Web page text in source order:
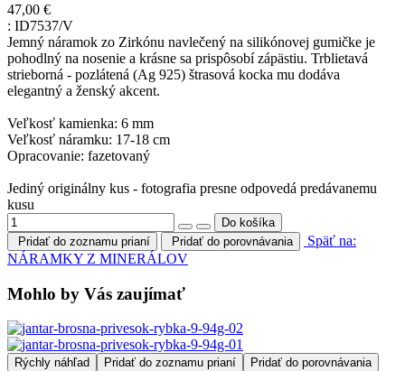
47,00 €
: ID7537/V
Jemný náramok zo Zirkónu navlečený na silikónovej gumičke je
pohodlný na nosenie a krásne sa prispôsobí zápästiu. Trblietavá
strieborná - pozlátená (Ag 925) štrasová kocka mu dodáva
elegantný a ženský akcent.
Veľkosť kamienka: 6 mm
Veľkosť náramku: 17-18 cm
Opracovanie: fazetovaný
Jediný originálny kus - fotografia presne odpovedá predávanemu
kusu
Pridať do zoznamu prianí Pridať do porovnávania
Späť na:
NÁRAMKY Z MINERÁLOV
Mohlo by Vás zaujímať
Rýchly náhľad Pridať do zoznamu prianí Pridať do porovnávania